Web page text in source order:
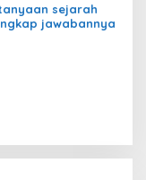
sejarah
jawabannya